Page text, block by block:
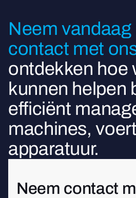
Neem vandaag
contact met
ontdekken hoe
kunnen helpen
efficiënt
machines,
apparatuur.
Neem contact